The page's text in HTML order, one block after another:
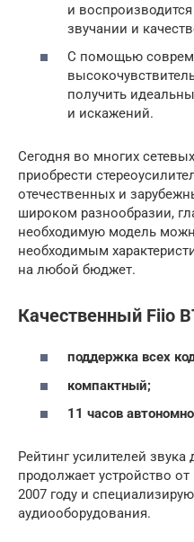
и
звучании и
С помощью
получить
и искажений.
Сегодня во многих
приобрести
отечественных и
широком разнообразии,
необходимую модель
необходимым
на любой бюджет.
Качественный Fiio
поддержка всех
компактный;
11 часов
Рейтинг усилителей
продолжает устройство
2007 году и
аудиооборудования.